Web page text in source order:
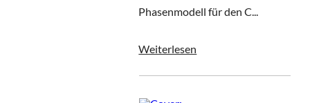
Phasenmodell für den C...
Weiterlesen